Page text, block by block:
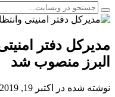
مدیرکل دفتر
البرز منصوب شد
نوشته شده در اکتبر 19, 2019